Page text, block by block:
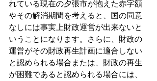
れている現在の夕張市が抱えた赤字額
やその解消期間を考えると、国の同意
なしには事実上財政運営が出来ないと
いうことになります。さらに、財政の
運営がその財政再生計画に適合しない
と認められる場合または、財政の再生
が困難であると認められる場合には、